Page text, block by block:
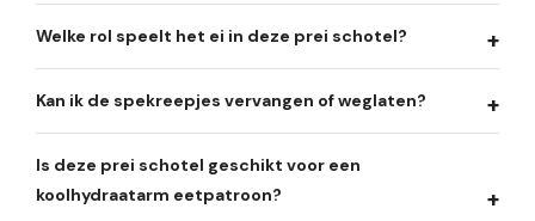
Welke rol speelt het ei in deze prei schotel?
Kan ik de spekreepjes vervangen of weglaten?
Is deze prei schotel geschikt voor een
koolhydraatarm eetpatroon?